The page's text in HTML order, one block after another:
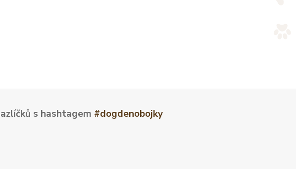
s hashtagem #dogdenobojky